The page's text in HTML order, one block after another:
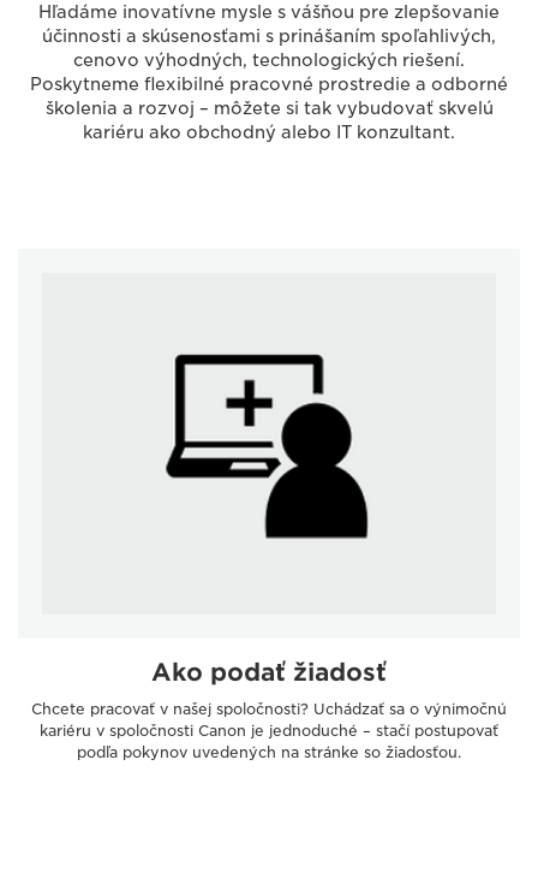
Hľadáme inovatívne mysle s vášňou pre zlepšovanie
účinnosti a skúsenosťami s prinášaním spoľahlivých,
cenovo výhodných, technologických riešení.
Poskytneme flexibilné pracovné prostredie a odborné
školenia a rozvoj – môžete si tak vybudovať skvelú
kariéru ako obchodný alebo IT konzultant.
Ako podať žiadosť
Chcete pracovať v našej spoločnosti? Uchádzať sa o výnimočnú
kariéru v spoločnosti Canon je jednoduché – stačí postupovať
podľa pokynov uvedených na stránke so žiadosťou.